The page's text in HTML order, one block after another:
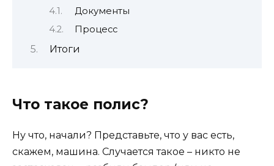
Документы
Процесс
Итоги
Что такое полис?
Ну что, начали? Представьте, что у вас есть,
скажем, машина. Случается такое – никто не